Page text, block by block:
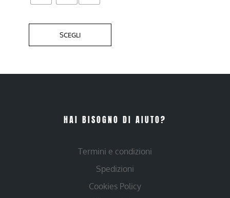
SCEGLI
HAI BISOGNO DI AIUTO?
Termini e condizioni
Spedizioni
Cookies Policy